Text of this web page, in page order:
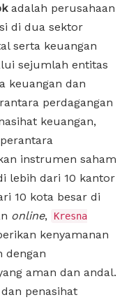
adalah perusahaan
di dua sektor
serta keuangan
sejumlah entitas
keuangan dan
perdagangan
keuangan,
instrumen saham
lebih dari 10 kantor
10 kota besar di
online,
Kresna
kenyamanan
dengan
aman dan andal.
penasihat